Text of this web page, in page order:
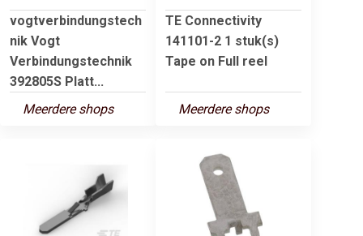
vogtverbindungstech
nik Vogt
Verbindungstechnik
392805S Platt...
Meerdere shops
TE Connectivity
141101-2 1 stuk(s)
Tape on Full reel
Meerdere shops